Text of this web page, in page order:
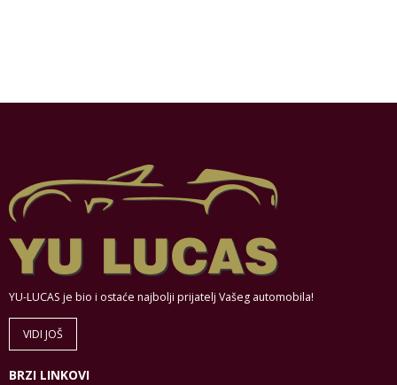
YU-LUCAS je bio i ostaće najbolji prijatelj Vašeg automobila!
VIDI JOŠ
BRZI LINKOVI